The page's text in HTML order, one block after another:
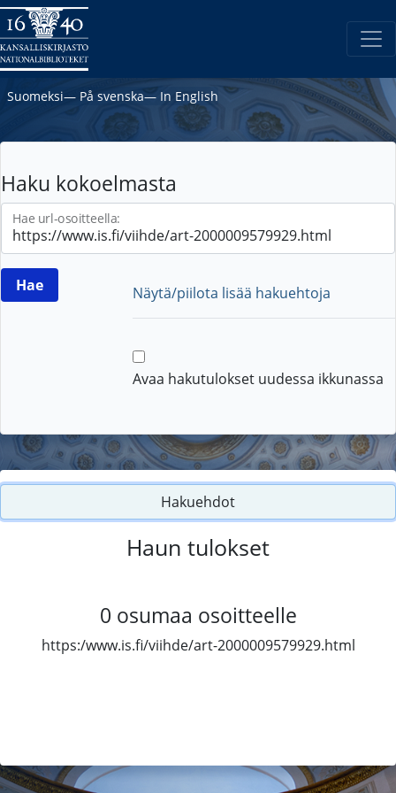
Suomeksi― På svenska― In English
Haku kokoelmasta
Hae url-osoitteella:
Näytä/piilota lisää hakuehtoja
Avaa hakutulokset uudessa ikkunassa
Hakuehdot
Haun tulokset
0 osumaa osoitteelle
https:/www.is.fi/viihde/art-2000009579929.html